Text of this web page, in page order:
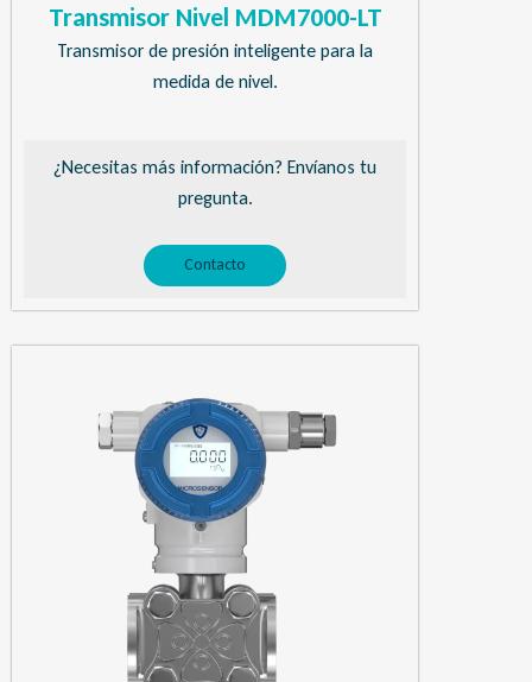
Transmisor Nivel MDM7000-LT
Transmisor de presión inteligente para la
medida de nivel.
¿Necesitas más información? Envíanos tu
pregunta.
Contacto